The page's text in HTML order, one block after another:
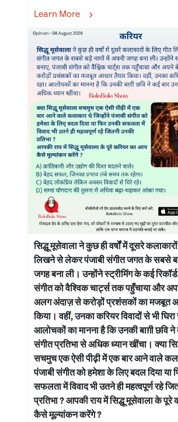
Learn More
सिद्धू मूसेवाला ने कुछ ही वर्षों में दूसरे
लिखने से लेकर पंजाबी संगीत जगत के सबसे
जगह बना ली। उन्होंने स्ट्रीमिंग के कई
संगीत को वैश्विक चार्ट्स तक पहुँचाया और
अलग अंदाज़ से करोड़ों प्रशंसकों का मजबूत
किया। वहीं, उनका करियर विवादों से भी घिरा
आलोचकों का मानना है कि उनकी बाग़ी छवि
संगीत प्रतिभा से अधिक ध्यान खींचा। क्या
सचमुच एक ऐसी पीढ़ी में एक बार आने वाले
पंजाबी संगीत को हमेशा के लिए बदल दिया या
सफलता में विवाद भी उतने ही महत्वपूर्ण रहे
प्रतिभा ? आपकी राय में सिद्धू मूसेवाला के
कैसे मूल्यांकन करेंगे ?